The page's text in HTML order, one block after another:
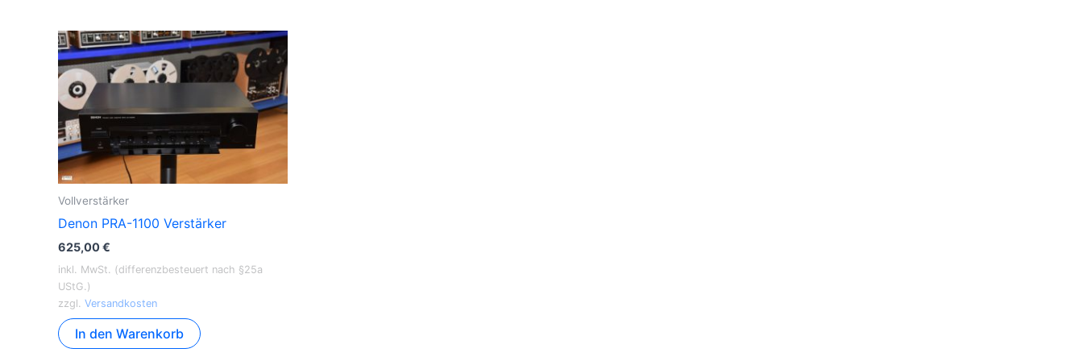
Vollverstärker
Denon PRA-1100 Verstärker
625,00€
inkl. MwSt. (differenzbesteuert nach §25a
UStG.)
zzgl. Versandkosten
In den Warenkorb